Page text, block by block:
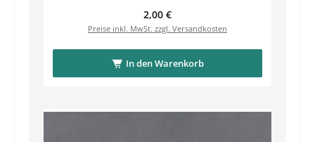
Regulärer Preis:
2,00 €
Preise inkl. MwSt. zzgl. Versandkosten
In den Warenkorb